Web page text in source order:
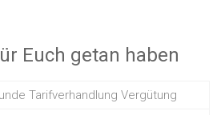
Euch getan haben
Tarifverhandlung Vergütung